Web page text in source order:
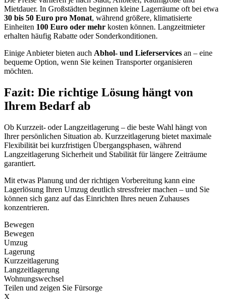
Mietdauer. In Großstädten beginnen kleine Lagerräume oft bei etwa
30 bis 50 Euro pro Monat, während größere, klimatisierte
Einheiten 100 Euro oder mehr kosten können. Langzeitmieter
erhalten häufig Rabatte oder Sonderkonditionen.
Einige Anbieter bieten auch Abhol- und Lieferservices an – eine
bequeme Option, wenn Sie keinen Transporter organisieren
möchten.
Fazit: Die richtige Lösung hängt von
Ihrem Bedarf ab
Ob Kurzzeit- oder Langzeitlagerung – die beste Wahl hängt von
Ihrer persönlichen Situation ab. Kurzzeitlagerung bietet maximale
Flexibilität bei kurzfristigen Übergangsphasen, während
Langzeitlagerung Sicherheit und Stabilität für längere Zeiträume
garantiert.
Mit etwas Planung und der richtigen Vorbereitung kann eine
Lagerlösung Ihren Umzug deutlich stressfreier machen – und Sie
können sich ganz auf das Einrichten Ihres neuen Zuhauses
konzentrieren.
Bewegen
Bewegen
Umzug
Lagerung
Kurzzeitlagerung
Langzeitlagerung
Wohnungswechsel
Teilen und zeigen Sie Fürsorge
X